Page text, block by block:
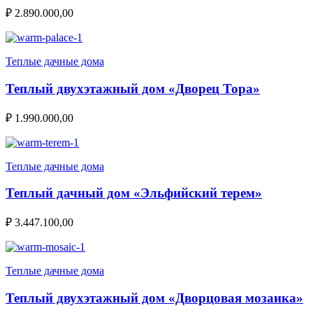
₽ 2.890.000,00
Теплые дачные дома
Теплый двухэтажный дом «Дворец Тора»
₽ 1.990.000,00
Теплые дачные дома
Теплый дачный дом «Эльфийский терем»
₽ 3.447.100,00
Теплые дачные дома
Теплый двухэтажный дом «Дворцовая мозаика»